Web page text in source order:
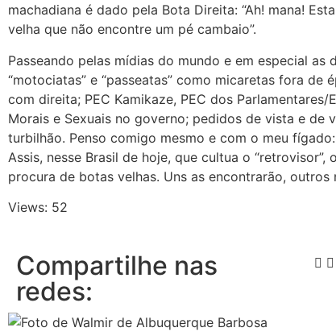
machadiana é dado pela Bota Direita: “Ah! mana!
velha que não encontre um pé cambaio”.
Passeando pelas mídias do mundo e em especial as
“motociatas” e “passeatas” como micaretas fora
com direita; PEC Kamikaze, PEC dos
Morais e Sexuais no governo; pedidos de vista e de
turbilhão. Penso comigo mesmo e com o meu
Assis, nesse Brasil de hoje, que cultua o
procura de botas velhas. Uns as encontrarão, outros
Views: 52
Compartilhe nas
redes: